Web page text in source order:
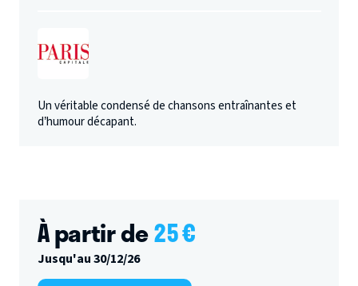
Un véritable condensé de chansons entraînantes et
d’humour décapant.
À partir de25€
Jusqu'au 30/12/26